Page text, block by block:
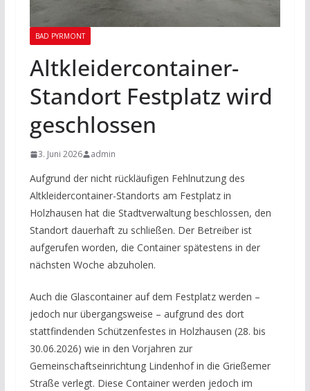
BAD PYRMONT
Altkleidercontainer-
Standort Festplatz wird
geschlossen
3. Juni 2026 admin
Aufgrund der nicht rückläufigen Fehlnutzung des
Altkleidercontainer-Standorts am Festplatz in
Holzhausen hat die Stadtverwaltung beschlossen, den
Standort dauerhaft zu schließen. Der Betreiber ist
aufgerufen worden, die Container spätestens in der
nächsten Woche abzuholen.
Auch die Glascontainer auf dem Festplatz werden –
jedoch nur übergangsweise – aufgrund des dort
stattfindenden Schützenfestes in Holzhausen (28. bis
30.06.2026) wie in den Vorjahren zur
Gemeinschaftseinrichtung Lindenhof in die Grießemer
Straße verlegt. Diese Container werden jedoch im